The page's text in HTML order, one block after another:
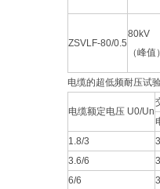
ZSVLF-80/0.5
80kV
（峰值
电缆的超低频耐压试
电缆额定电压 U0/Un
1.8/3
3.6/6
6/6